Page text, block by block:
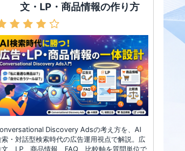
文・LP・商品情報の作り方
Discovery Adsの考え方を、AI
索・対話型検索時代の広告運用視点で解説。広
文、LP、商品情報、FAQ、比較軸を質問単位で